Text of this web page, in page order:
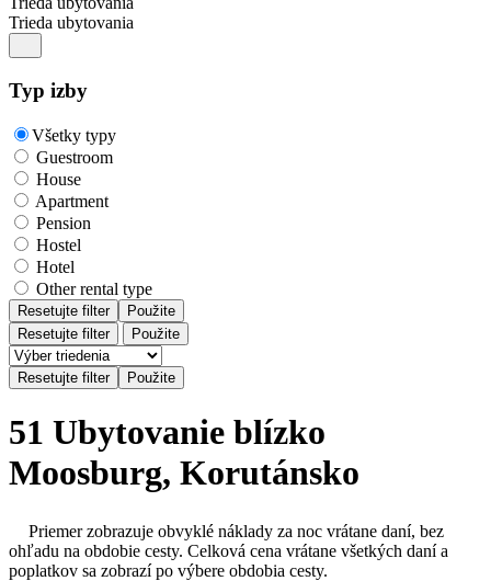
Trieda ubytovania
Typ izby
Všetky typy
Guestroom
House
Apartment
Pension
Hostel
Hotel
Other rental type
Resetujte filter
Použite
Resetujte filter
Použite
51 Ubytovanie blízko
Moosburg, Korutánsko
Priemer zobrazuje obvyklé náklady za noc vrátane daní, bez
ohľadu na obdobie cesty. Celková cena vrátane všetkých daní a
poplatkov sa zobrazí po výbere obdobia cesty.